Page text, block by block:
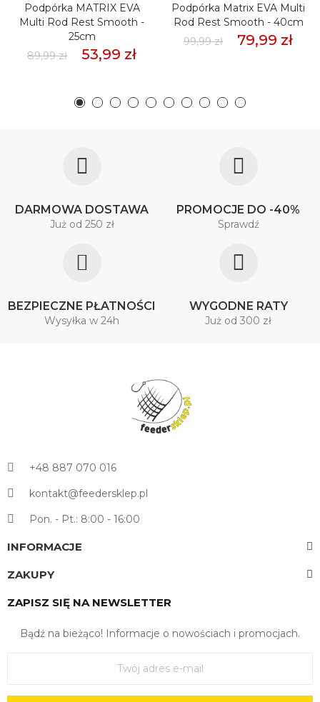
Podpórka MATRIX EVA
Multi Rod Rest Smooth -
25cm
89,99 zł
53,99 zł
Podpórka Matrix EVA Multi
Rod Rest Smooth - 40cm
99,99 zł
79,99 zł
DARMOWA DOSTAWA
Już od 250 zł
PROMOCJE DO -40%
Sprawdź
BEZPIECZNE PŁATNOŚCI
Wysyłka w 24h
WYGODNE RATY
Już od 300 zł
+48 887 070 016
kontakt@feedersklep.pl
Pon. - Pt.: 8:00 - 16:00
INFORMACJE
ZAKUPY
ZAPISZ SIĘ NA NEWSLETTER
Bądź na bieżąco! Informacje o nowościach i promocjach.